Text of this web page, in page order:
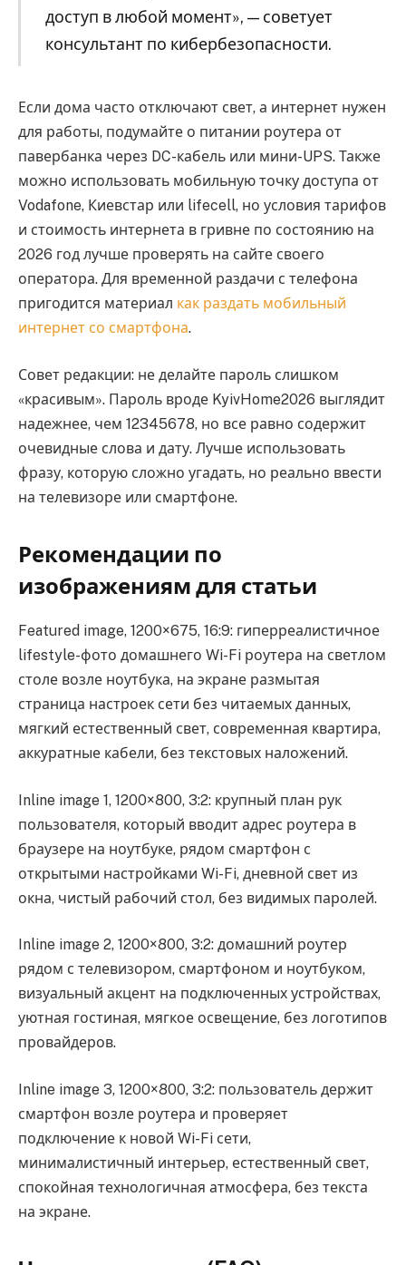
доступ в любой момент», — советует
консультант по кибербезопасности.
Если дома часто отключают свет, а интернет нужен
для работы, подумайте о питании роутера от
павербанка через DC-кабель или мини-UPS. Также
можно использовать мобильную точку доступа от
Vodafone, Киевстар или lifecell, но условия тарифов
и стоимость интернета в гривне по состоянию на
2026 год лучше проверять на сайте своего
оператора. Для временной раздачи с телефона
пригодится материал как раздать мобильный
интернет со смартфона.
Совет редакции: не делайте пароль слишком
«красивым». Пароль вроде KyivHome2026 выглядит
надежнее, чем 12345678, но все равно содержит
очевидные слова и дату. Лучше использовать
фразу, которую сложно угадать, но реально ввести
на телевизоре или смартфоне.
Рекомендации по
изображениям для статьи
Featured image, 1200×675, 16:9: гиперреалистичное
lifestyle-фото домашнего Wi-Fi роутера на светлом
столе возле ноутбука, на экране размытая
страница настроек сети без читаемых данных,
мягкий естественный свет, современная квартира,
аккуратные кабели, без текстовых наложений.
Inline image 1, 1200×800, 3:2: крупный план рук
пользователя, который вводит адрес роутера в
браузере на ноутбуке, рядом смартфон с
открытыми настройками Wi-Fi, дневной свет из
окна, чистый рабочий стол, без видимых паролей.
Inline image 2, 1200×800, 3:2: домашний роутер
рядом с телевизором, смартфоном и ноутбуком,
визуальный акцент на подключенных устройствах,
уютная гостиная, мягкое освещение, без логотипов
провайдеров.
Inline image 3, 1200×800, 3:2: пользователь держит
смартфон возле роутера и проверяет
подключение к новой Wi-Fi сети,
минималистичный интерьер, естественный свет,
спокойная технологичная атмосфера, без текста
на экране.